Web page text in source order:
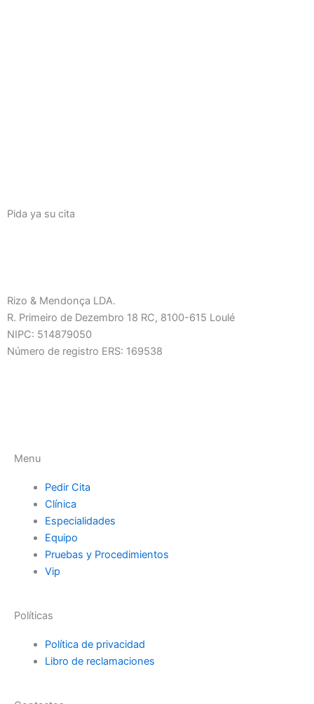
Pida ya su cita
Rizo & Mendonça LDA.
R. Primeiro de Dezembro 18 RC, 8100-615 Loulé
NIPC: 514879050
Número de registro ERS: 169538
o
n
-
f
a
c
o
n
-
s
Menu
Pedir Cita
Clínica
Especialidades
Equipo
Pruebas y Procedimientos
Vip
Políticas
Política de privacidad
Libro de reclamaciones